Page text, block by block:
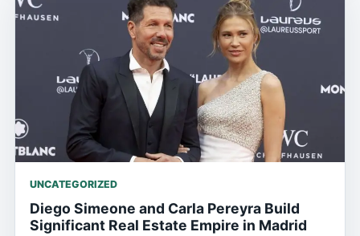
UNCATEGORIZED
Diego Simeone and Carla Pereyra Build
Significant Real Estate Empire in Madrid